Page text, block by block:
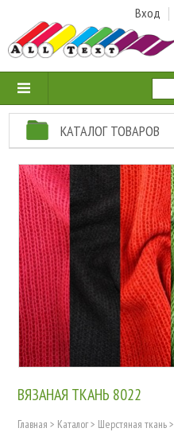
Вход
КАТАЛОГ ТОВАРОВ
ВЯЗАНАЯ ТКАНЬ 8022
Главная > Каталог> Шерстяная ткань>